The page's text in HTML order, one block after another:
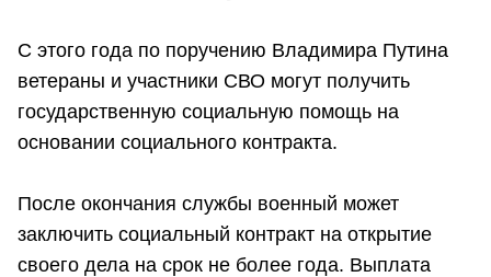
С этого года по поручению Владимира Путина
ветераны и участники СВО могут получить
государственную социальную помощь на
основании социального контракта.
После окончания службы военный может
заключить социальный контракт на открытие
своего дела на срок не более года. Выплата